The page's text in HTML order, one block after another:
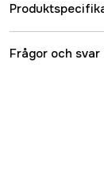
Frågor och svar